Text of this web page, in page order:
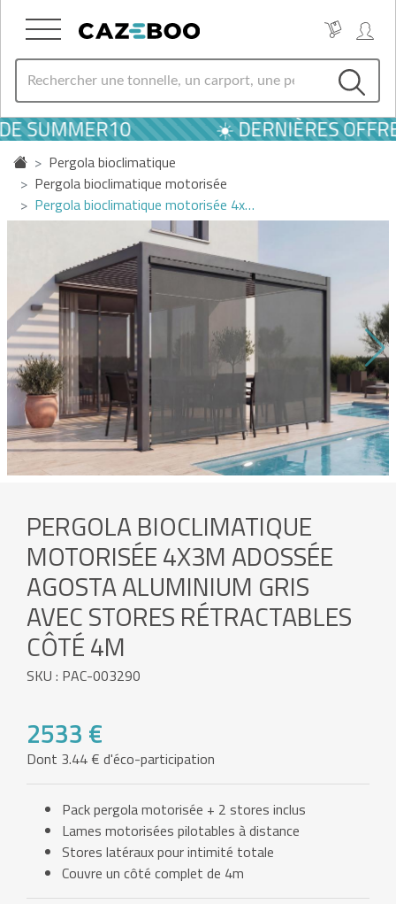
SUMMER10 ☀️ DERNIÈRES
Pergola bioclimatique
Pergola bioclimatique motorisée
Pergola bioclimatique motorisée 4x…
PERGOLA BIOCLIMATIQUE
MOTORISÉE 4X3M ADOSSÉE
AGOSTA ALUMINIUM GRIS
AVEC STORES RÉTRACTABLES
CÔTÉ 4M
SKU : PAC-003290
2533 €
Dont 3.44 € d'éco-participation
Pack pergola motorisée + 2 stores inclus
Lames motorisées pilotables à distance
Stores latéraux pour intimité totale
Couvre un côté complet de 4m